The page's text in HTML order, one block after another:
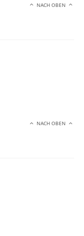
NACH OBEN
NACH OBEN